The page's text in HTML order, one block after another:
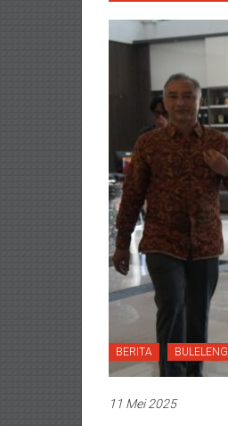
BERITA BULELENG
11 Mei 2025